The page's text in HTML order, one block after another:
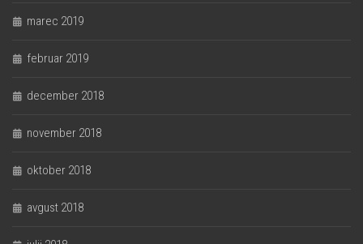
marec 2019
februar 2019
december 2018
november 2018
oktober 2018
avgust 2018